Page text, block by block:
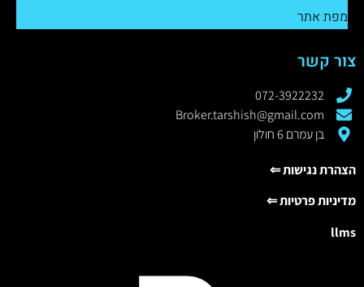
מפת אתר
צור קשר
072-3922232
Broker.tarshish@gmail.com
בן עמרם 6 חולון
הצהרת נגישות ⇐
מדיניות פרטיות ⇐
llms